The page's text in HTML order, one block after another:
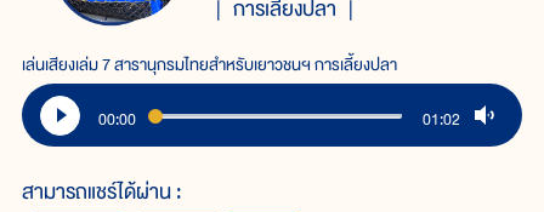
การเลี้ยงปลา
เล่นเสียงเล่ม 7 สารานุกรมไทยสำหรับเยาวชนฯ การเลี้ยงปลา
00:00 01:02
สามารถแชร์ได้ผ่าน :